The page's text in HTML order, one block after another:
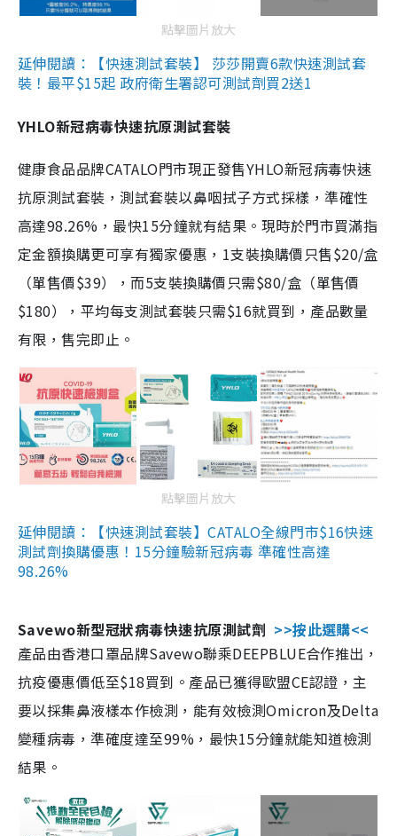
點擊圖片放大
延伸閱讀：【快速測試套裝】 莎莎開賣6款快速測試套
裝！最平$15起 政府衛生署認可測試劑買2送1
YHLO新冠病毒快速抗原測試套裝
健康食品品牌CATALO門市現正發售YHLO新冠病毒快速
抗原測試套裝，測試套裝以鼻咽拭子方式採樣，準確性
高達98.26%，最快15分鐘就有結果。現時於門市買滿指
定金額換購更可享有獨家優惠，1支裝換購價只售$20/盒
（單售價$39），而5支裝換購價只需$80/盒（單售價
$180），平均每支測試套裝只需$16就買到，產品數量
有限，售完即止。
點擊圖片放大
延伸閱讀：【快速測試套裝】CATALO全線門市$16快速
測試劑換購優惠！15分鐘驗新冠病毒 準確性高達
98.26%
Savewo新型冠狀病毒快速抗原測試劑 >>按此選購<<
產品由香港口罩品牌Savewo聯乘DEEPBLUE合作推出，
抗疫優惠價低至$18買到。產品已獲得歐盟CE認證，主
要以採集鼻液樣本作檢測，能有效檢測Omicron及Delta
變種病毒，準確度達至99%，最快15分鐘就能知道檢測
結果。